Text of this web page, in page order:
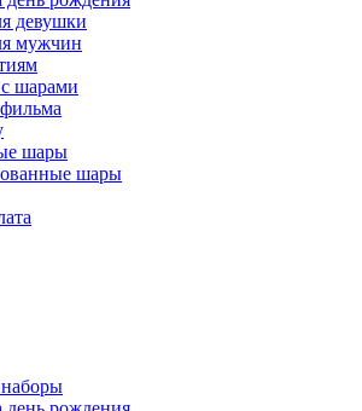
девушки
мужчин
шарами
шары
шары